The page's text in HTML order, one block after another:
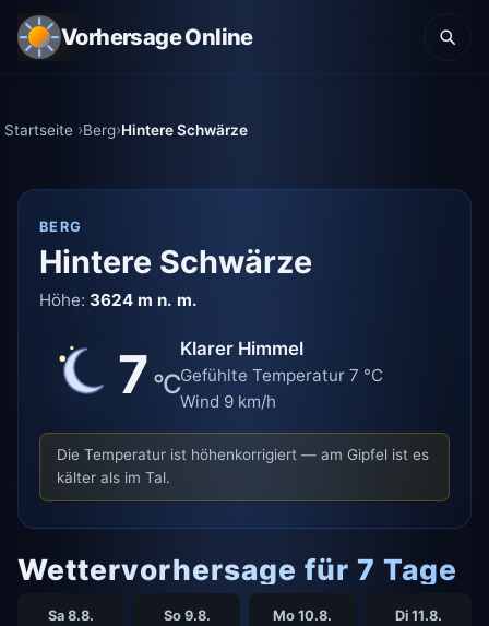
Vorhersage Online
Startseite Berg Hintere Schwärze
BERG
Hintere Schwärze
Höhe: 3624 m n. m.
7 °C
Klarer Himmel
Gefühlte Temperatur 7 °C
Wind 9 km/h
Die Temperatur ist höhenkorrigiert — am Gipfel ist es
kälter als im Tal.
Wettervorhersage für 7 Tage
Sa 8.8. So 9.8. Mo 10.8. Di 11.8.